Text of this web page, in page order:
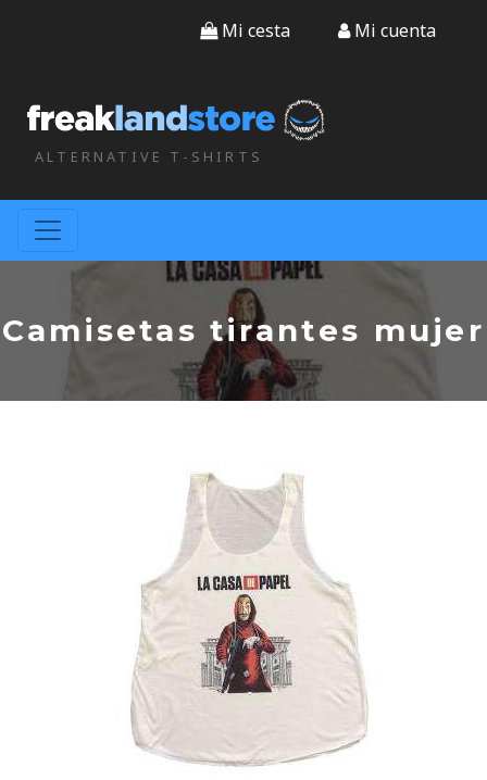
ALTERNATIVE T-SHIRTS
Mi cesta Mi cuenta
Camisetas tirantes mujer